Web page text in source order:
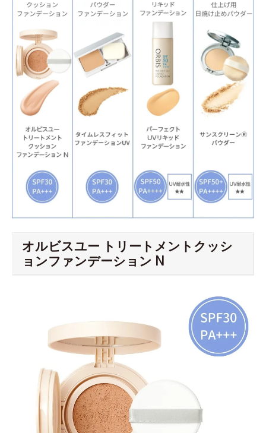
オルビスユー トリートメントクッシ
ョンファンデーション N